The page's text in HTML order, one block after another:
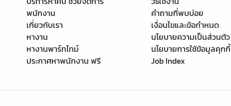
พนักงาน
เกี่ยวกับเรา
หางาน
หางานพาร์ทไทม์
ประกาศหาพนักงาน ฟรี
คำถามที่พบบ่อย
เงื่อนไขและข้อกำหนด
นโยบายความเป็นส่วนตัว
นโยบายการใช้ข้อมูลคุกกี้
Job Index